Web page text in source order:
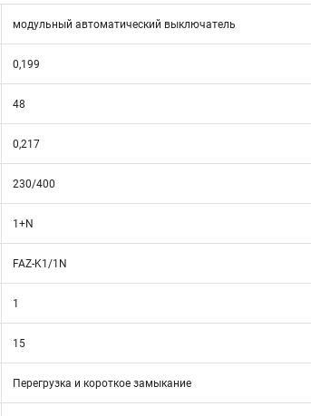
модульный автоматический выключатель
0,199
48
0,217
230/400
1+N
FAZ-K1/1N
1
15
Перегрузка и короткое замыкание